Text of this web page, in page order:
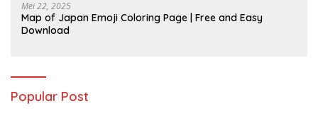
Mei 22, 2025
Map of Japan Emoji Coloring Page | Free and Easy
Download
Popular Post